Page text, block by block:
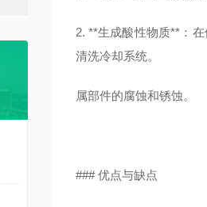
2. **生成酸性物质**：
清洗冷却系统。
属部件的腐蚀和锈蚀。
### 优点与缺点